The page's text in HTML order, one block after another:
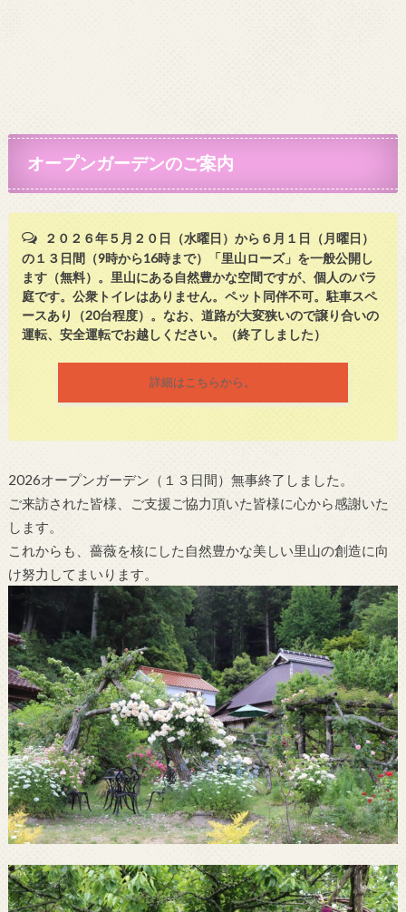
オープンガーデンのご案内
２０２６年５月２０日（水曜日）から６月１日（月曜日）
の１３日間（9時から16時まで）「里山ローズ」を一般公開し
ます（無料）。里山にある自然豊かな空間ですが、個人のバラ
庭です。公衆トイレはありません。ペット同伴不可。駐車スペ
ースあり（20台程度）。なお、道路が大変狭いので譲り合いの
運転、安全運転でお越しください。（終了しました）
詳細はこちらから。
2026オープンガーデン（１３日間）無事終了しました。
ご来訪された皆様、ご支援ご協力頂いた皆様に心から感謝いた
します。
これからも、薔薇を核にした自然豊かな美しい里山の創造に向
け努力してまいります。